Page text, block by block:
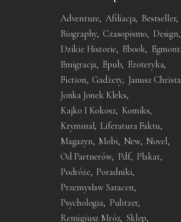
Adventure Afiliacja Bestseller
Biography Czasopismo
Design
Dzikie Historie
Ebook
Egmont
Emigracja
Epub Ezoteryka
Fiction Gadżety Janusz Christa
Jonka Jonek Kleks
Kajko I Kokosz Komiks
Kryminał Liferatura Faktu
Magazyn Mobi New Novel
Od Partnerów Pdf Plakat
Podróże Poradniki
Przemysław Saracen
Psychologia
Pulitzer
Remigiusz Mróz Sklep